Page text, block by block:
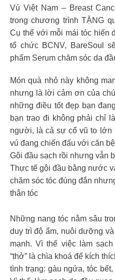
Vú Việt Nam – Breast
trong chương trình TẶNG
Cụ thể với mỗi mái tóc hiến
tổ chức BCNV, BareSoul
phẩm Serum chăm sóc da
Món quà nhỏ này không
nhưng là lời cảm ơn của
những điều tốt đẹp bạn
bạn trao đi không phải chỉ
người, là cả sự cổ vũ to lớn
vú đang chiến đấu với căn
Gội đầu sạch rồi nhưng vẫn
Thực tế gội đầu bằng nước
chăm sóc tóc đúng đắn
thân tóc
Những nang tóc nằm sâu
duy trì độ ẩm, nuôi dưỡng
mạnh. Vì thế việc làm
“thở” là chìa khoá để kích
tình trạng: gàu ngứa, tóc